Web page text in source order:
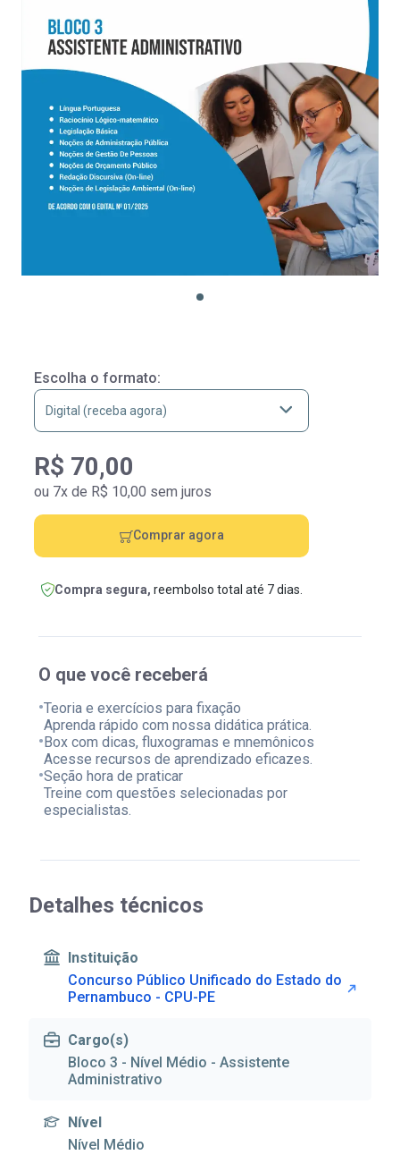
O que você receberá
•Teoria e exercícios para fixação
Aprenda rápido com nossa didática prática.
•Box com dicas, fluxogramas e mnemônicos
Acesse recursos de aprendizado eficazes.
•Seção hora de praticar
Treine com questões selecionadas por
especialistas.
Escolha o formato:
R$ 70,00
ou 7x de R$ 10,00 sem juros
Comprar agora
Compra segura, reembolso total até 7 dias.
Detalhes técnicos
Instituição
Concurso Público Unificado do Estado do
Pernambuco - CPU-PE
Cargo(s)
Bloco 3 - Nível Médio - Assistente
Administrativo
Nível
Nível Médio